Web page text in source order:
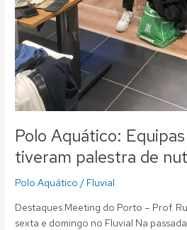
Polo Aquático:
tiveram palestra de
Polo Aquático / Fluvial
Destaques Meeting do Porto – Prof.
sexta e domingo no Fluvial Na